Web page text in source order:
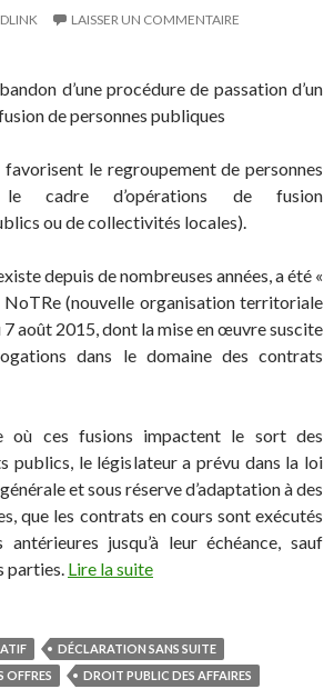
LAISSER UN COMMENTAIRE
d’une procédure de passation d’un
de personnes publiques
le regroupement de personnes
cadre d’opérations de fusion
ou de collectivités locales).
depuis de nombreuses années, a été «
(nouvelle organisation territoriale
7 août 2015, dont la mise en œuvre suscite
dans le domaine des contrats
où ces fusions impactent le sort des
publics, le législateur a prévu dans la loi
et sous réserve d’adaptation à des
que les contrats en cours sont exécutés
jusqu’à leur échéance, sauf
parties. Lire la suite
DÉCLARATION SANS SUITE
OFFRES
DROIT PUBLIC DES AFFAIRES